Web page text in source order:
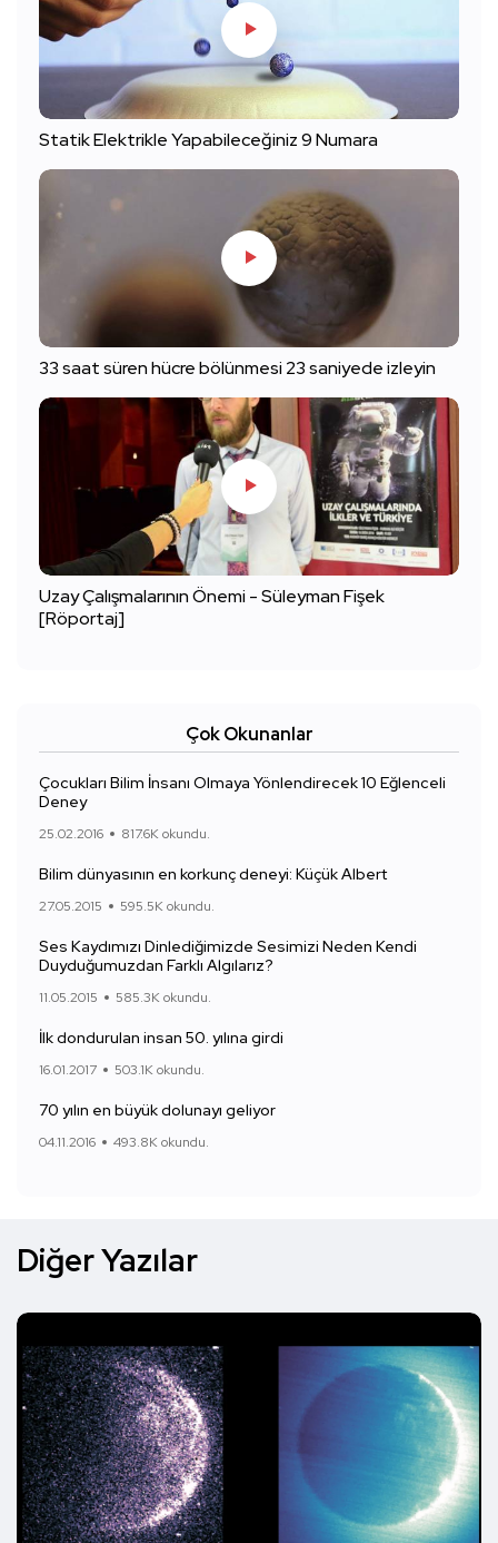
Statik Elektrikle Yapabileceğiniz 9 Numara
33 saat süren hücre bölünmesi 23 saniyede izleyin
Uzay Çalışmalarının Önemi - Süleyman Fişek
[Röportaj]
Çok Okunanlar
Çocukları Bilim İnsanı Olmaya Yönlendirecek 10 Eğlenceli
Deney
25.02.2016 817.6K okundu.
Bilim dünyasının en korkunç deneyi: Küçük Albert
27.05.2015 595.5K okundu.
Ses Kaydımızı Dinlediğimizde Sesimizi Neden Kendi
Duyduğumuzdan Farklı Algılarız?
11.05.2015 585.3K okundu.
İlk dondurulan insan 50. yılına girdi
16.01.2017 503.1K okundu.
70 yılın en büyük dolunayı geliyor
04.11.2016 493.8K okundu.
Diğer Yazılar